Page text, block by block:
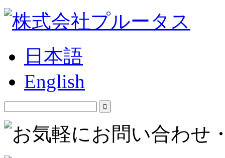
日本語
English